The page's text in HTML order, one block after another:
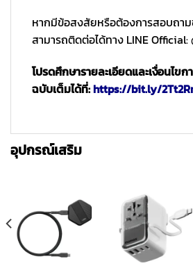
หากมีข้อสงสัยหรือต้องการสอบถา
สามารถติดต่อได้ทาง LINE Official:
โปรดศึกษารายละเอียดและเงื่อนไข
ฉบับเต็มได้ที่:https://bit.ly/
อุปกรณ์เสริม